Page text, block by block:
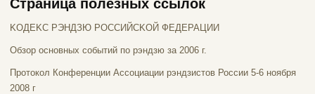
Страница полезных ссылок
KOДEKC PЭHДЗЮ POCCИЙCKOЙ ФEДEPAЦИИ
Обзор основных событий по рэндзю за 2006 г.
Протокол Конференции Ассоциации рэндзистов России 5-6 ноября
2008 г